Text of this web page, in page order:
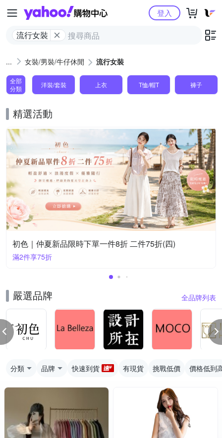
Yahoo購物中心
流行女裝
登入
女裝/男裝/牛仔休閒 流行女裝
全部
分類
洋裝/套裝 上衣 T恤/帽T 褲子
精選活動
初色｜仲夏新品限時下單一件8折 二件75折(四)
滿2件享75折
嚴選品牌 全品牌列表
分類 品牌 快速到貨 有現貨 挑戰低價 價格低到